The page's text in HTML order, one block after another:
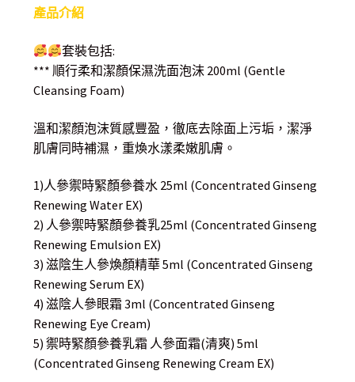
產品介紹
套裝包括:
*** 順行柔和潔顏保濕洗面泡沫 200ml (Gentle
Cleansing Foam)
溫和潔顏泡沫質感豐盈，徹底去除面上污垢，潔淨
肌膚同時補濕，重煥水漾柔嫩肌膚。
1)人參禦時緊顏參養水 25ml (Concentrated Ginseng
Renewing Water EX)
2) 人參禦時緊顏參養乳25ml (Concentrated Ginseng
Renewing Emulsion EX)
3) 滋陰生人參煥顏精華 5ml (Concentrated Ginseng
Renewing Serum EX)
4) 滋陰人參眼霜 3ml (Concentrated Ginseng
Renewing Eye Cream)
5) 禦時緊顏參養乳霜 人參面霜(清爽) 5ml
(Concentrated Ginseng Renewing Cream EX)